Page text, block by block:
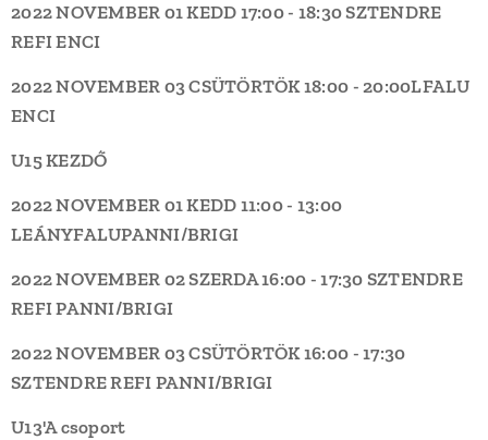
2022 NOVEMBER 01 KEDD 17:00 - 18:30SZTENDRE
REFIENCI
2022 NOVEMBER 03 CSÜTÖRTÖK18:00 - 20:00LFALU
ENCI
U15 KEZDŐ
2022 NOVEMBER 01 KEDD 11:00 - 13:00
LEÁNYFALUPANNI/BRIGI
2022 NOVEMBER 02 SZERDA16:00 - 17:30 SZTENDRE
REFIPANNI/BRIGI
2022 NOVEMBER 03 CSÜTÖRTÖK16:00 - 17:30
SZTENDRE REFI PANNI/BRIGI
U13'A csoport